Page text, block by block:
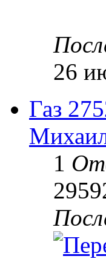
26
Газ
1